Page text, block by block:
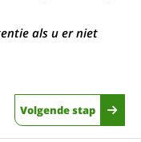
als u er niet
Volgende stap